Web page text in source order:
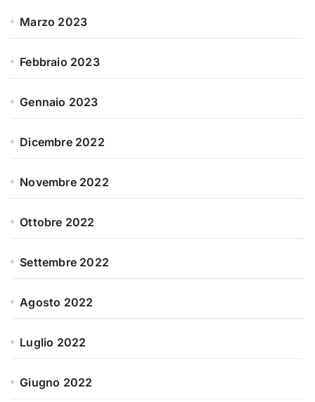
Marzo 2023
Febbraio 2023
Gennaio 2023
Dicembre 2022
Novembre 2022
Ottobre 2022
Settembre 2022
Agosto 2022
Luglio 2022
Giugno 2022